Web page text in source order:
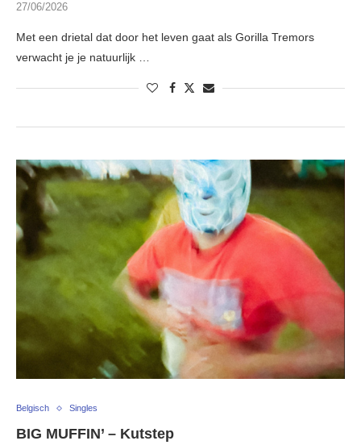
27/06/2026
Met een drietal dat door het leven gaat als Gorilla Tremors
verwacht je je natuurlijk …
Belgisch Singles
BIG MUFFIN’ – Kutstep